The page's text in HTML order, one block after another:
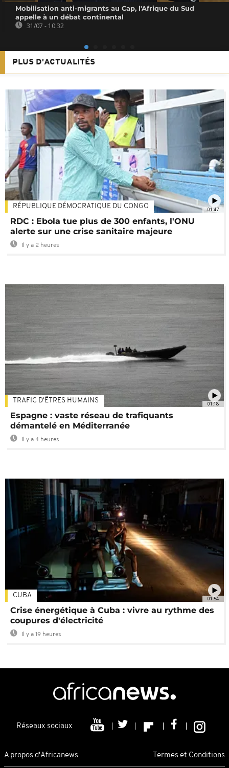
Mobilisation anti-migrants au Cap, l'Afrique du Sud
appelle à un débat continental
31/07 - 10:32
PLUS D'ACTUALITÉS
01:47
RÉPUBLIQUE DÉMOCRATIQUE DU CONGO
RDC : Ebola tue plus de 300 enfants, l'ONU
alerte sur une crise sanitaire majeure
Il y a 2 heures
01:18
TRAFIC D'ÊTRES HUMAINS
Espagne : vaste réseau de trafiquants
démantelé en Méditerranée
Il y a 4 heures
01:54
CUBA
Crise énergétique à Cuba : vivre au rythme des
coupures d'électricité
Il y a 19 heures
Réseaux sociaux
A propos d'Africanews Termes et Conditions